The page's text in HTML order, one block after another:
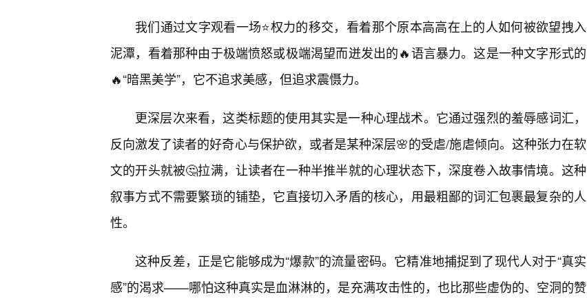
我们通过文字观看一场⭐权力的移交，看着那个原本高高在上的人如何被欲望拽入
泥潭，看着那种由于极端愤怒或极端渴望而迸发出的🔥语言暴力。这是一种文字形式的
🔥“暗黑美学”，它不追求美感，但追求震慑力。
更深层次来看，这类标题的使用其实是一种心理战术。它通过强烈的羞辱感词汇，
反向激发了读者的好奇心与保护欲，或者是某种深层🌸的受虐/施虐倾向。这种张力在软
文的开头就被🤔拉满，让读者在一种半推半就的心理状态下，深度卷入故事情境。这种
叙事方式不需要繁琐的铺垫，它直接切入矛盾的核心，用最粗鄙的词汇包裹最复杂的人
性。
这种反差，正是它能够成为“爆款”的流量密码。它精准地捕捉到了现代人对于“真实
感”的渴求——哪怕这种真实是血淋淋的，是充满攻击性的，也比那些虚伪的、空洞的赞